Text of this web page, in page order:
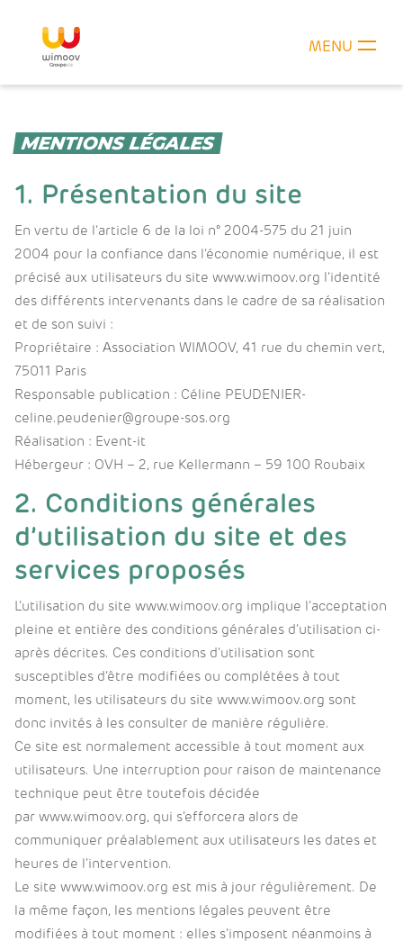
MENU
MENTIONS LÉGALES
1. Présentation du site
En vertu de l’article 6 de la loi n° 2004-575 du 21 juin
2004 pour la confiance dans l’économie numérique, il est
précisé aux utilisateurs du site www.wimoov.org l’identité
des différents intervenants dans le cadre de sa réalisation
et de son suivi :
Propriétaire : Association WIMOOV, 41 rue du chemin vert,
75011 Paris
Responsable publication : Céline PEUDENIER-
celine.peudenier@groupe-sos.org
Réalisation : Event-it
Hébergeur : OVH – 2, rue Kellermann – 59 100 Roubaix
2. Conditions générales
d’utilisation du site et des
services proposés
L’utilisation du site www.wimoov.org implique l’acceptation
pleine et entière des conditions générales d’utilisation ci-
après décrites. Ces conditions d’utilisation sont
susceptibles d’être modifiées ou complétées à tout
moment, les utilisateurs du site www.wimoov.org sont
donc invités à les consulter de manière régulière.
Ce site est normalement accessible à tout moment aux
utilisateurs. Une interruption pour raison de maintenance
technique peut être toutefois décidée
par www.wimoov.org, qui s’efforcera alors de
communiquer préalablement aux utilisateurs les dates et
heures de l’intervention.
Le site www.wimoov.org est mis à jour régulièrement. De
la même façon, les mentions légales peuvent être
modifiées à tout moment : elles s’imposent néanmoins à